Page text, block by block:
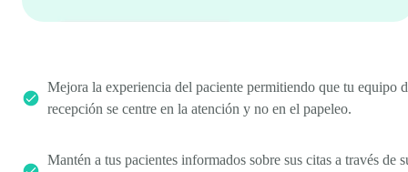
Mejora la experiencia del paciente permitiendo que tu equipo
recepción se centre en la atención y no en el papeleo.
Mantén a tus pacientes informados sobre sus citas a través de